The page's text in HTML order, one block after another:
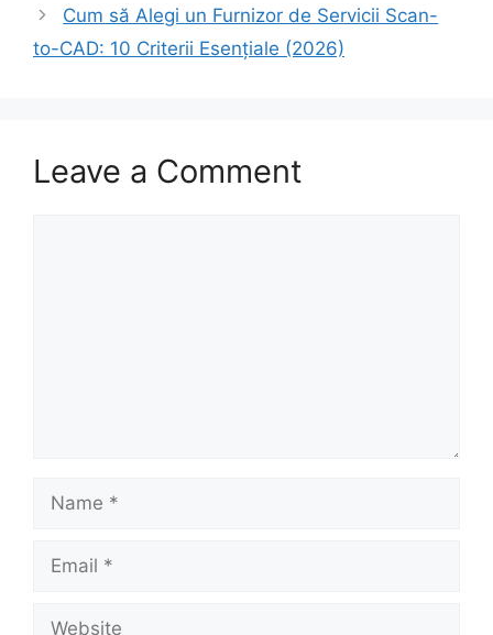
Cum să Alegi un Furnizor de Servicii Scan-
to-CAD: 10 Criterii Esențiale (2026)
Leave a Comment